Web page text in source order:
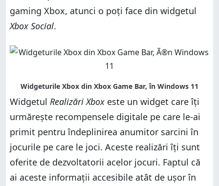
gaming Xbox, atunci o poți face din widgetul
Xbox Social.
Widgetul Realizări Xbox este un widget care îți
urmărește recompensele digitale pe care le-ai
primit pentru îndeplinirea anumitor sarcini în
jocurile pe care le joci. Aceste realizări îți sunt
oferite de dezvoltatorii acelor jocuri. Faptul că
ai aceste informații accesibile atât de ușor în